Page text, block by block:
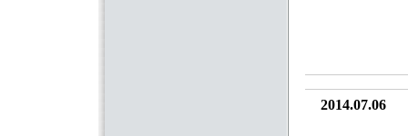
2014.07.06